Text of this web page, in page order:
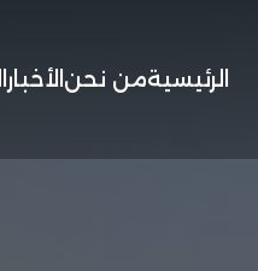
الرئيسيةمن نحن الأخبار